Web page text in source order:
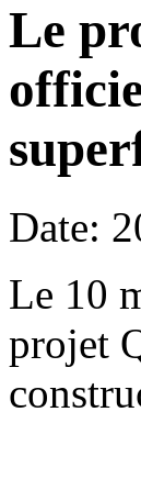
Le
Date:
Le 10
projet